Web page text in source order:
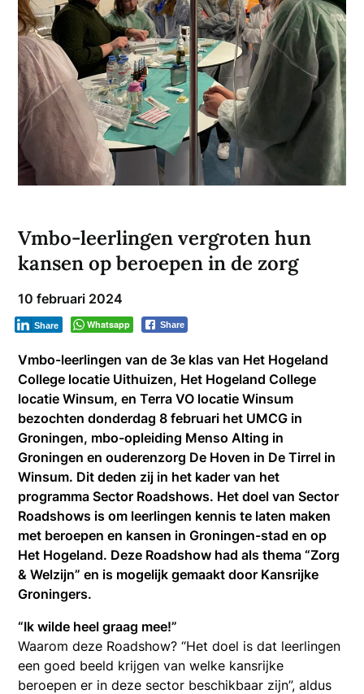
Vmbo-leerlingen vergroten hun
kansen op beroepen in de zorg
10 februari 2024
Whatsapp Share
Share
Vmbo-leerlingen van de 3e klas van Het Hogeland
College locatie Uithuizen, Het Hogeland College
locatie Winsum, en Terra VO locatie Winsum
bezochten donderdag 8 februari het UMCG in
Groningen, mbo-opleiding Menso Alting in
Groningen en ouderenzorg De Hoven in De Tirrel in
Winsum. Dit deden zij in het kader van het
programma Sector Roadshows. Het doel van Sector
Roadshows is om leerlingen kennis te laten maken
met beroepen en kansen in Groningen-stad en op
Het Hogeland. Deze Roadshow had als thema “Zorg
& Welzijn” en is mogelijk gemaakt door Kansrijke
Groningers.
“Ik wilde heel graag mee!”
Waarom deze Roadshow? “Het doel is dat leerlingen
een goed beeld krijgen van welke kansrijke
beroepen er in deze sector beschikbaar zijn”, aldus